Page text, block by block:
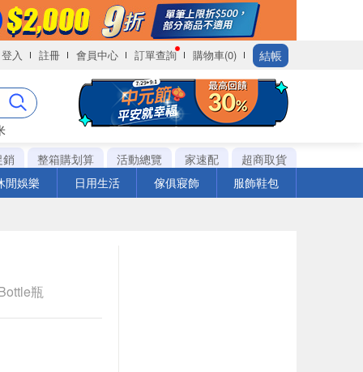
登入 註冊 會員中心 訂單查詢 購物車(0) 結帳
銷
整箱購划算 活動總覽 家速配
超商取貨
閒娛樂
日用生活 傢俱寢飾 服飾鞋包
瓶